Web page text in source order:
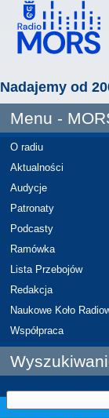
Nadajemy od
Menu -
O radiu
Aktualności
Audycje
Patronaty
Podcasty
Ramówka
Lista Przebojów
Redakcja
Naukowe Koło
Współpraca